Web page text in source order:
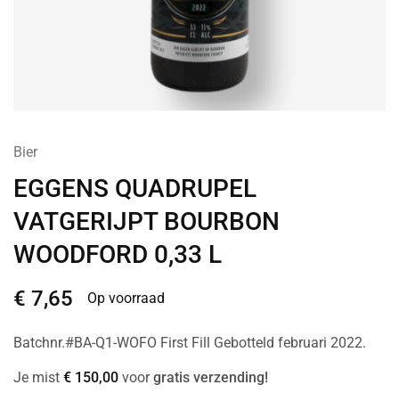
Bier
EGGENS QUADRUPEL
VATGERIJPT BOURBON
WOODFORD 0,33 L
€ 7,65 Op voorraad
Batchnr.#BA-Q1-WOFO First Fill Gebotteld februari 2022.
Je mist € 150,00 voorgratis verzending!